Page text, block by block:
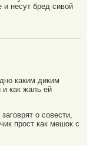
несут бред сивой
каким диким
и как жаль ей
о совести,
прост как мешок с